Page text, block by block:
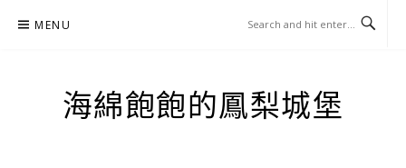
MENU
海綿飽飽的鳳梨城堡